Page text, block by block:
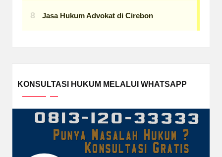
KONSULTASI HUKUM MELALUI WHATSAPP